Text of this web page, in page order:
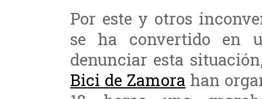
Por este y otros
se ha convertido en
denunciar esta
Bici de Zamora han